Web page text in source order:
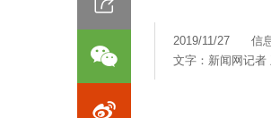
2019/11/27
信
文字：新闻网记者